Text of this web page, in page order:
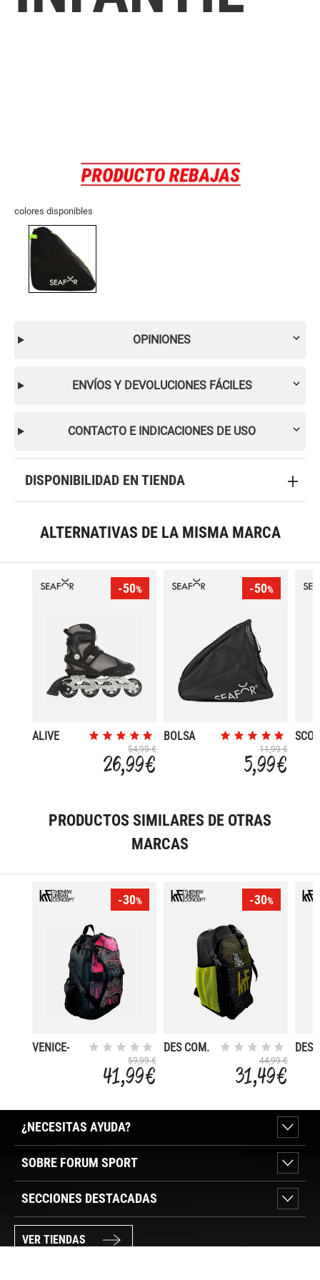
colores disponibles
OPINIONES
ENVÍOS Y DEVOLUCIONES FÁCILES
CONTACTO E INDICACIONES DE USO
DISPONIBILIDAD EN TIENDA
ALTERNATIVAS DE LA MISMA MARCA
-50%
ALIVE
54,99 €
26,99 €
-50%
BOLSA
11,99 €
5,99 €
PRODUCTOS SIMILARES DE OTRAS
MARCAS
-30%
VENICE-
59,99 €
41,99 €
-30%
DES COM.
44,99 €
31,49 €
DES
¿NECESITAS AYUDA?
SOBRE FORUM SPORT
SECCIONES DESTACADAS
VER TIENDAS